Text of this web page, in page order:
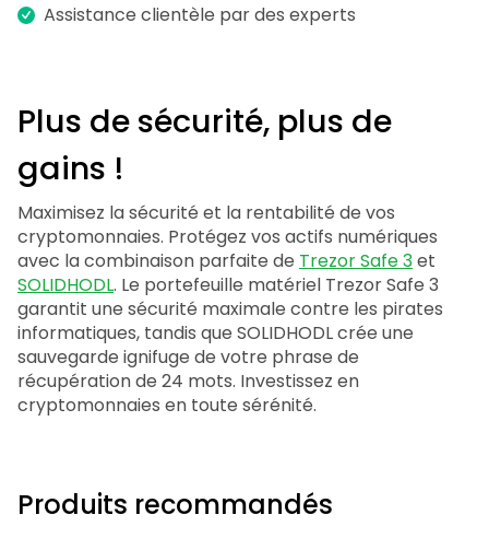
Assistance clientèle par des experts
Plus de sécurité, plus de
gains !
Maximisez la sécurité et la rentabilité de vos
cryptomonnaies. Protégez vos actifs numériques
avec la combinaison parfaite de Trezor Safe 3et
SOLIDHODL. Le portefeuille matériel Trezor Safe 3
garantit une sécurité maximale contre les pirates
informatiques, tandis que SOLIDHODL crée une
sauvegarde ignifuge de votre phrase de
récupération de 24 mots. Investissez en
cryptomonnaies en toute sérénité.
Produits recommandés